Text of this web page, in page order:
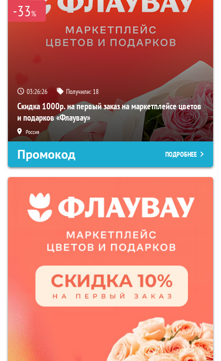
-33%
03:26:25 Получили: 18
Скидка 1000р. на первый заказ на маркетплейсе цветов
и подарков «Флаувау»
Россия
Промокод ПОДРОБНЕЕ